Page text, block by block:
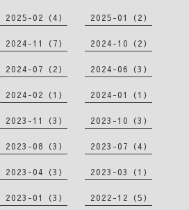
2025-02（4） 2025-01（2）
2024-11（7） 2024-10（2）
2024-07（2） 2024-06（3）
2024-02（1） 2024-01（1）
2023-11（3） 2023-10（3）
2023-08（3） 2023-07（4）
2023-04（3） 2023-03（1）
2023-01（3） 2022-12（5）